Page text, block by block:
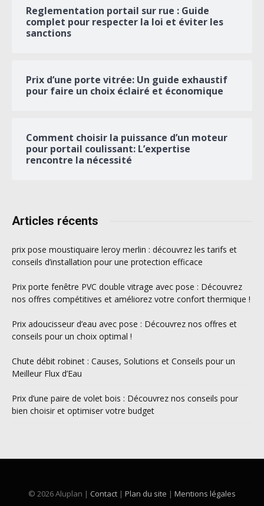
Reglementation portail sur rue : Guide
complet pour respecter la loi et éviter les
sanctions
Prix d’une porte vitrée: Un guide exhaustif
pour faire un choix éclairé et économique
Comment choisir la puissance d’un moteur
pour portail coulissant: L’expertise
rencontre la nécessité
Articles récents
prix pose moustiquaire leroy merlin : découvrez les tarifs et
conseils d’installation pour une protection efficace
Prix porte fenêtre PVC double vitrage avec pose : Découvrez
nos offres compétitives et améliorez votre confort thermique !
Prix adoucisseur d’eau avec pose : Découvrez nos offres et
conseils pour un choix optimal !
Chute débit robinet : Causes, Solutions et Conseils pour un
Meilleur Flux d’Eau
Prix d’une paire de volet bois : Découvrez nos conseils pour
bien choisir et optimiser votre budget
© 2026 Aluplan | Contact | Plan du site | Mentions légales